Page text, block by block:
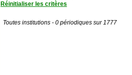
Réinitialiser les critères
Toutes institutions - 0 périodiques sur 1777